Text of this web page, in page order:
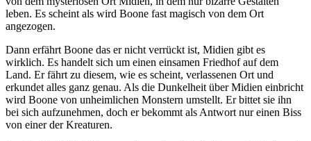
leben. Es scheint als wird Boone fast magisch von dem Ort
angezogen.
Dann erfährt Boone das er nicht verrückt ist, Midien gibt es
wirklich. Es handelt sich um einen einsamen Friedhof auf dem
Land. Er fährt zu diesem, wie es scheint, verlassenen Ort und
erkundet alles ganz genau. Als die Dunkelheit über Midien einbricht
wird Boone von unheimlichen Monstern umstellt. Er bittet sie ihn
bei sich aufzunehmen, doch er bekommt als Antwort nur einen Biss
von einer der Kreaturen.